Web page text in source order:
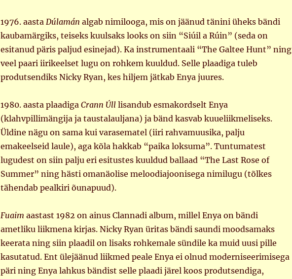
1976. aasta Dúlamán algab nimilooga, mis on jäänud tänini üheks bändi
kaubamärgiks, teiseks kuulsaks looks on siin “Siúil a Rúin” (seda on
esitanud päris paljud esinejad). Ka instrumentaali “The Galtee Hunt” ning
veel paari iirikeelset lugu on rohkem kuuldud. Selle plaadiga tuleb
produtsendiks Nicky Ryan, kes hiljem jätkab Enya juures.
1980. aasta plaadiga Crann Úlllisandub esmakordselt Enya
(klahvpillimängija ja taustalauljana) ja bänd kasvab kuueliikmeliseks.
Üldine nägu on sama kui varasematel (iiri rahvamuusika, palju
emakeelseid laule), aga kõla hakkab “paika loksuma”. Tuntumatest
lugudest on siin palju eri esitustes kuuldud ballaad “The Last Rose of
Summer” ning hästi omanäolise meloodiajoonisega nimilugu (tõlkes
tähendab pealkiri õunapuud).
Fuaim aastast 1982 on ainus Clannadi album, millel Enya on bändi
ametliku liikmena kirjas. Nicky Ryan üritas bändi saundi moodsamaks
keerata ning siin plaadil on lisaks rohkemale sündile ka muid uusi pille
kasutatud. Ent ülejäänud liikmed peale Enya ei olnud moderniseerimisega
päri ning Enya lahkus bändist selle plaadi järel koos produtsendiga,